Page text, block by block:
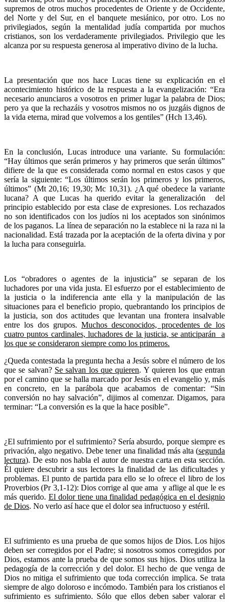
supremos de otros muchos procedentes de Oriente y de Occidente,
del Norte y del Sur, en el banquete mesiánico, por otro. Los no
privilegiados, según la mentalidad judía compartida por muchos
cristianos, son los verdaderamente privilegiados. Privilegio que les
alcanza por su respuesta generosa al imperativo divino de la lucha.
La presentación que nos hace Lucas tiene su explicación en el
acontecimiento histórico de la respuesta a la evangelización: “Era
necesario anunciaros a vosotros en primer lugar la palabra de Dios;
pero ya que la rechazáis y vosotros mismos no os juzgáis dignos de
la vida eterna, mirad que volvemos a los gentiles” (Hch 13,46).
En la conclusión, Lucas introduce una variante. Su formulación:
“Hay últimos que serán primeros y hay primeros que serán últimos”
difiere de la que es considerada como normal en estos casos y que
sería la siguiente: “Los últimos serán los primeros y los primeros,
últimos” (Mt 20,16; 19,30; Mc 10,31). ¿A qué obedece la variante
lucana? A que Lucas ha querido evitar la generalización del
principio establecido por esta clase de expresiones. Los rechazados
no son identificados con los judíos ni los aceptados son sinónimos
de los paganos. La línea de separación no la establece ni la raza ni la
nacionalidad. Está trazada por la aceptación de la oferta divina y por
la lucha para conseguirla.
Los “obradores o agentes de la injusticia” se separan de los
luchadores por una vida justa. El esfuerzo por el establecimiento de
la justicia o la indiferencia ante ella y la manipulación de las
situaciones para el beneficio propio, quebrantando los principios de
la justicia, son dos actitudes que levantan una frontera insalvable
entre los dos grupos. Muchos desconocidos, procedentes de los
cuatro puntos cardinales, luchadores de la justicia, se anticiparán a
los que se consideraron siempre como los primeros.
¿Queda contestada la pregunta hecha a Jesús sobre el número de los
que se salvan? Se salvan los que quieren. Y quieren los que entran
por el camino que se halla marcado por Jesús en el evangelio y, más
en concreto, en la parábola que acabamos de comentar: “Sin
conversión no hay salvación”, dijimos al comenzar. Digamos, para
terminar: “La conversión es la que la hace posible”.
¿El sufrimiento por el sufrimiento? Sería absurdo, porque siempre es
privación, algo negativo. Debe tener una finalidad más alta (segunda
lectura). De esto nos habla el autor de nuestra carta en esta sección.
Él quiere descubrir a sus lectores la finalidad de las dificultades y
problemas. El punto de partida para ello se lo ofrece el libro de los
Proverbios (Pr 3,1-12): Dios corrige al que ama y aflige al que le es
más querido. El dolor tiene una finalidad pedagógica en el designio
de Dios. No verlo así hace que el dolor sea infructuoso y estéril.
El sufrimiento es una prueba de que somos hijos de Dios. Los hijos
deben ser corregidos por el Padre; si nosotros somos corregidos por
Dios, estamos ante la prueba de que somos sus hijos. Dios utiliza la
pedagogía de la corrección y del dolor. El hecho de que venga de
Dios no mitiga el sufrimiento que toda corrección implica. Se trata
siempre de algo doloroso e incómodo. También para los cristianos el
sufrimiento es sufrimiento. Sólo que ellos deben saber valorar el